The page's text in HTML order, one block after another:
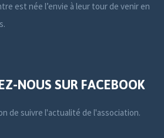
est née l’envie à leur tour de venir en
NOUS SUR FACEBOOK
de suivre l'actualité de l'association.